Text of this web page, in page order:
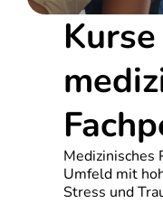
Medizinisches
Umfeld mit
Stress und